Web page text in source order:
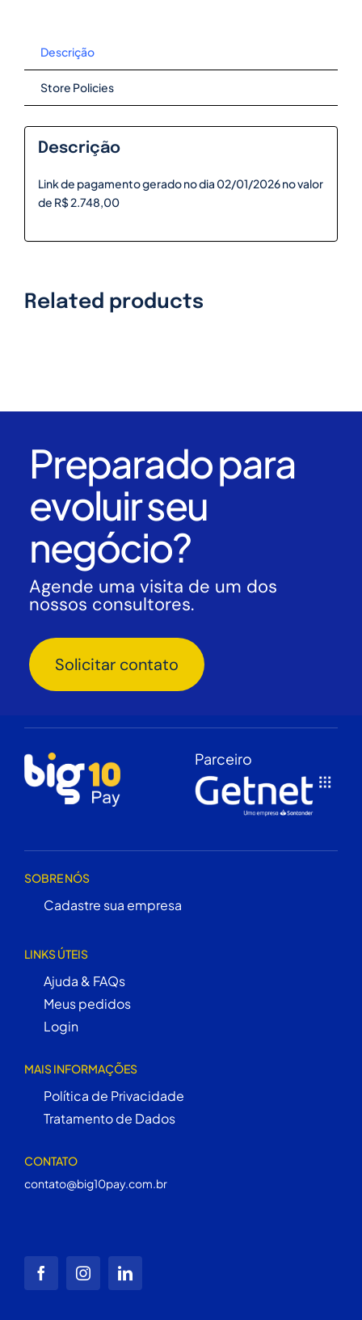
Descrição
Store Policies
Descrição
Link de pagamento gerado no dia 02/01/2026 no valor
de R$ 2.748,00
Related products
Preparado para
evoluir seu
negócio?
Agende uma visita de um dos
nossos consultores.
Solicitar contato
Parceiro
SOBRE NÓS
Cadastre sua empresa
LINKS ÚTEIS
Ajuda & FAQs
Meus pedidos
Login
MAIS INFORMAÇÕES
Política de Privacidade
Tratamento de Dados
CONTATO
contato@big10pay.com.br